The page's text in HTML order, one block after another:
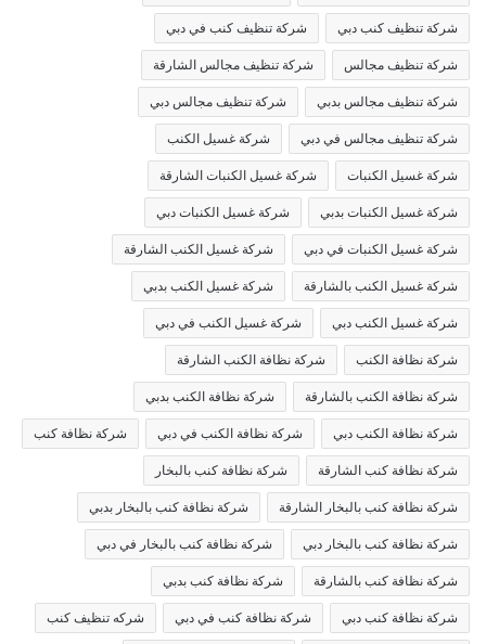
شركة تنظيف كنب دبي شركة تنظيف كنب في دبي
شركة تنظيف مجالس شركة تنظيف مجالس الشارقة
شركة تنظيف مجالس بدبي شركة تنظيف مجالس دبي
شركة تنظيف مجالس في دبي شركة غسيل الكنب
شركة غسيل الكنبات شركة غسيل الكنبات الشارقة
شركة غسيل الكنبات بدبي شركة غسيل الكنبات دبي
شركة غسيل الكنبات في دبي شركة غسيل الكنب الشارقة
شركة غسيل الكنب بالشارقة شركة غسيل الكنب بدبي
شركة غسيل الكنب دبي شركة غسيل الكنب في دبي
شركة نظافة الكنب شركة نظافة الكنب الشارقة
شركة نظافة الكنب بالشارقة شركة نظافة الكنب بدبي
شركة نظافة الكنب دبي شركة نظافة الكنب في دبي شركة نظافة كنب
شركة نظافة كنب الشارقة شركة نظافة كنب بالبخار
شركة نظافة كنب بالبخار الشارقة شركة نظافة كنب بالبخار بدبي
شركة نظافة كنب بالبخار دبي شركة نظافة كنب بالبخار في دبي
شركة نظافة كنب بالشارقة شركة نظافة كنب بدبي
شركة نظافة كنب دبي شركة نظافة كنب في دبي شركه تنظيف كنب